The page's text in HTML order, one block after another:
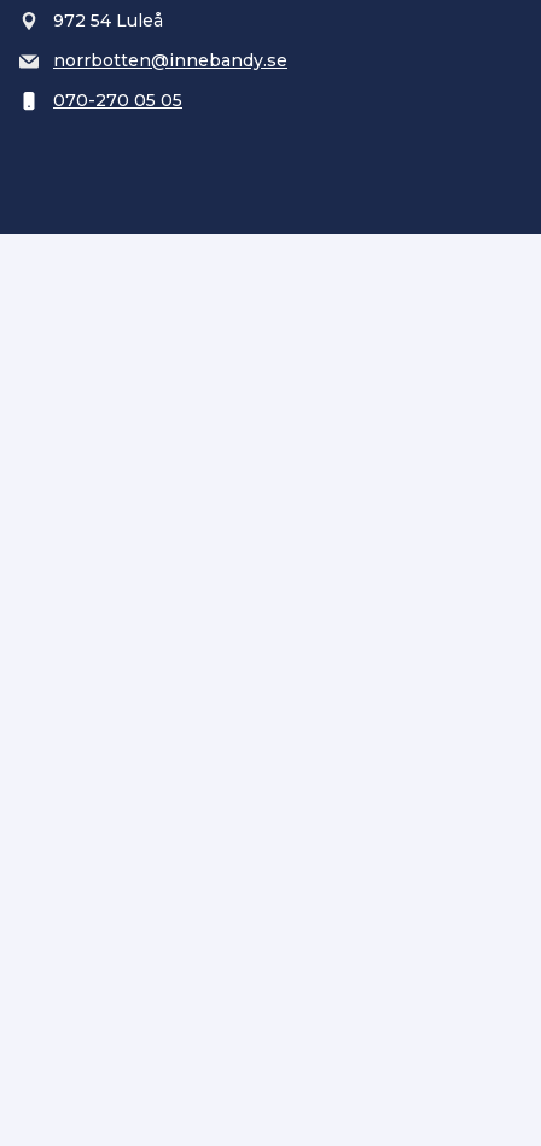
972 54 Luleå
norrbotten@innebandy.se
070-270 05 05